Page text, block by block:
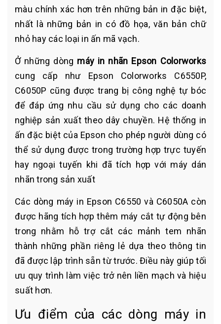
màu chính xác hơn trên những bản in đặc biệt,
nhất là những bản in có đồ họa, văn bản chữ
nhỏ hay các loại in ấn mã vạch.
Ở những dòng máy in nhãn Epson Colorworks
cung cấp như Epson Colorworks C6550P,
C6050P cũng được trang bị công nghệ tự bóc
để đáp ứng nhu cầu sử dụng cho các doanh
nghiệp sản xuất theo dây chuyền. Hệ thống in
ấn đặc biệt của Epson cho phép người dùng có
thể sử dụng được trong trường hợp trực tuyến
hay ngoại tuyến khi đã tích hợp với máy dán
nhãn trong sản xuất
Các dòng máy in Epson C6550 và C6050A còn
được hãng tích hợp thêm máy cắt tự động bên
trong nhằm hỗ trợ cắt các mảnh tem nhãn
thành những phần riêng lẻ dựa theo thông tin
đã được lập trình sẵn từ trước. Điều này giúp tối
ưu quy trình làm việc trở nên liền mạch và hiệu
suất hơn.
Ưu điểm của các dòng máy in